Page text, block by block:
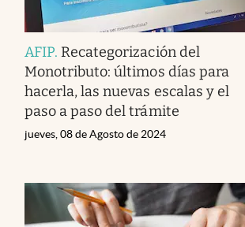
AFIP. Recategorización del
Monotributo: últimos días para
hacerla, las nuevas escalas y el
paso a paso del trámite
jueves, 08 de Agosto de 2024